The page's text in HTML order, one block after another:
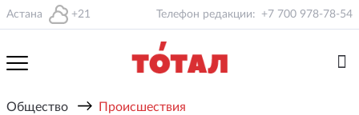
Астана +21 Телефон редакции: +7 700 978-78-54
Общество → Происшествия